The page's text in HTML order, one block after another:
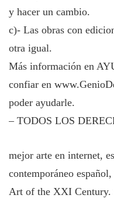
y hacer un cambio.
c)- Las obras con
otra igual.
Más información en
confiar en
poder ayudarle.
– TODOS LOS
mejor arte en internet,
contemporáneo
Art of the XXI Century.